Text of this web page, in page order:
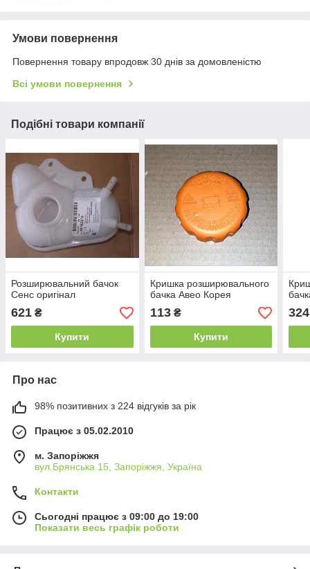
Умови повернення
Повернення товару впродовж 30 днів за домовленістю
Всі умови повернення
Подібні товари компанії
Розширювальний бачок
Сенс оригінал
621 ₴
Купити
Кришка розширювального
бачка Авео Корея
113₴
Купити
324
Про нас
98% позитивних з 224 відгуків за рік
Працює з 05.02.2010
м. Запоріжжя
вул.Брянська 15, Запоріжжя, Україна
Контакти
Сьогодні працює з 09:00 до 19:00
Показати весь графік роботи